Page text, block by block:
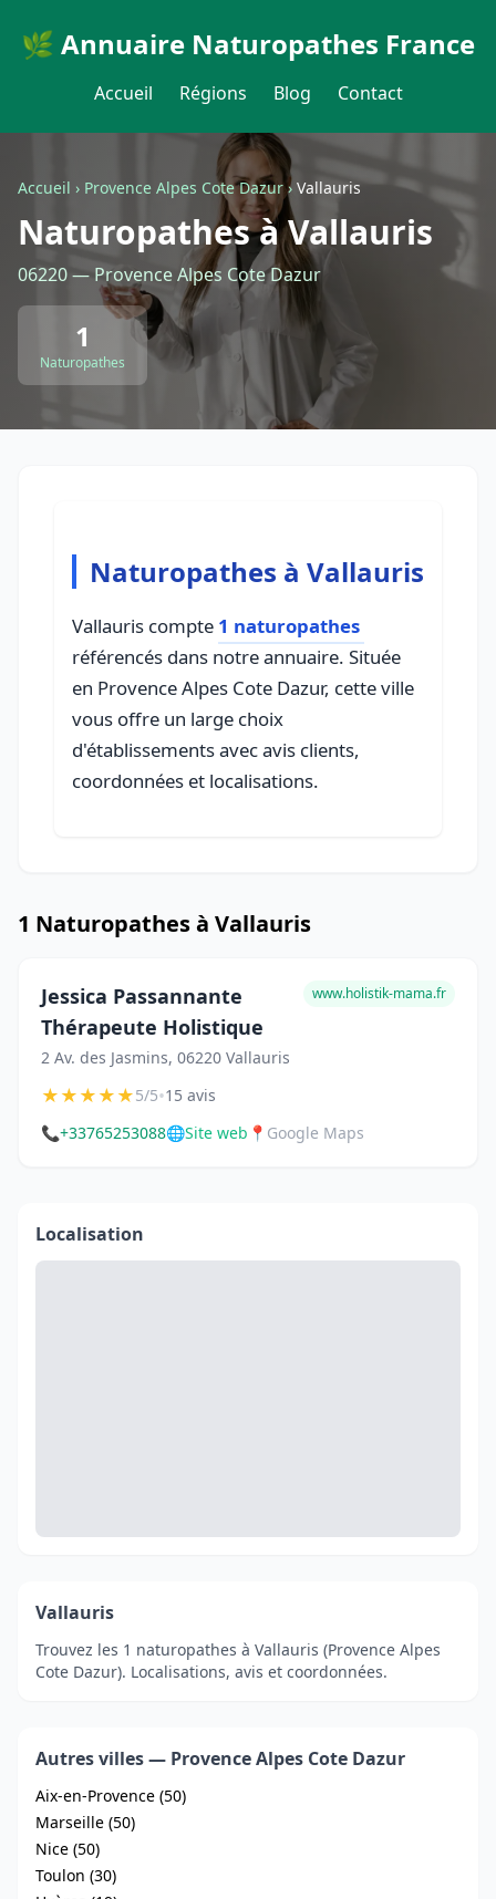
🌿 Annuaire Naturopathes France
Accueil Régions Blog Contact
Accueil › Provence Alpes Cote Dazur› Vallauris
Naturopathes à Vallauris
06220 — Provence Alpes Cote Dazur
1
Naturopathes
Naturopathes à Vallauris
Vallauris compte 1 naturopathes
référencés dans notre annuaire. Située
en Provence Alpes Cote Dazur, cette ville
vous offre un large choix
d'établissements avec avis clients,
coordonnées et localisations.
1 Naturopathes à Vallauris
Jessica Passannante
Thérapeute Holistique
2 Av. des Jasmins, 06220 Vallauris
www.holistik-mama.fr
★★★★★5/5•15 avis
📞+33765253088🌐Site web 📍 Google Maps
Localisation
Vallauris
Trouvez les 1 naturopathes à Vallauris (Provence Alpes
Cote Dazur). Localisations, avis et coordonnées.
Autres villes — Provence Alpes Cote Dazur
Aix-en-Provence (50)
Marseille (50)
Nice (50)
Toulon (30)